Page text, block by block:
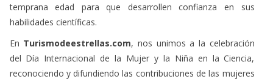
temprana edad para que desarrollen confianza en sus
habilidades científicas.
En Turismodeestrellas.com, nos unimos a la celebración
del Día Internacional de la Mujer y la Niña en la Ciencia,
reconociendo y difundiendo las contribuciones de las mujeres